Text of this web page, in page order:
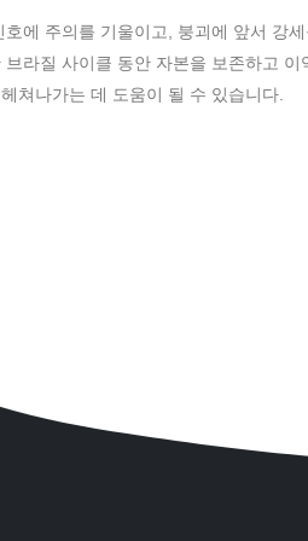
호에 주의를 기울이고, 붕괴에 앞서 강
브라질 사이클 동안 자본을 보존하고
쳐나가는 데 도움이 될 수 있습니다.